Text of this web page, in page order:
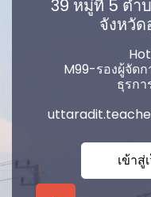
39 หมู่ที่ 5 ตำ
จังหวั
M99-รองผู้จัด
ธุรกา
เข้า